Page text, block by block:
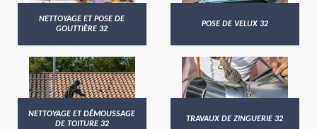
NETTOYAGE ET POSE DE
GOUTTIÈRE 32
POSE DE VELUX 32
NETTOYAGE ET DÉMOUSSAGE
DE TOITURE 32
TRAVAUX DE ZINGUERIE 32